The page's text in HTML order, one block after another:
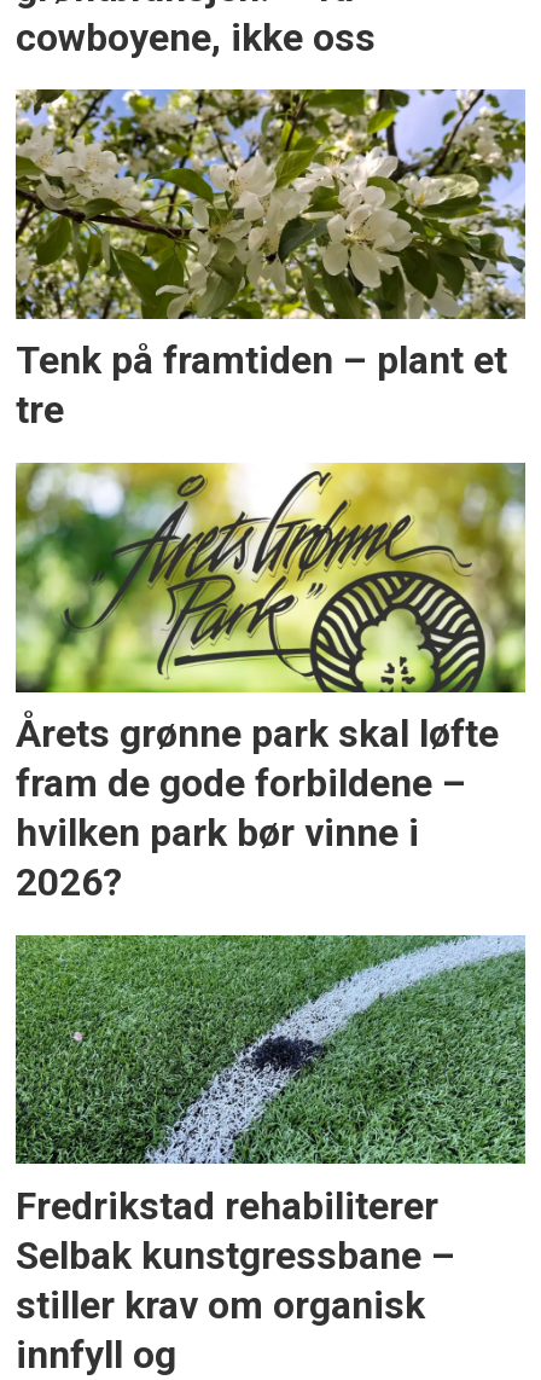
cowboyene, ikke oss
Tenk på framtiden – plant et
tre
Årets grønne park skal løfte
fram de gode forbildene –
hvilken park bør vinne i
2026?
Fredrikstad rehabiliterer
Selbak kunstgressbane –
stiller krav om organisk
innfyll og